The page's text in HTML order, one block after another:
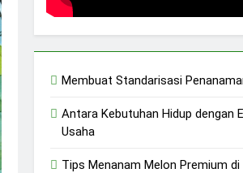
Membuat Standarisasi
Antara Kebutuhan Hidup dengan
Usaha
Tips Menanam Melon Premium di